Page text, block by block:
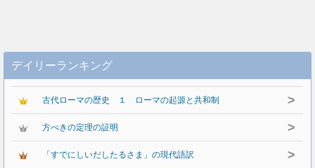
デイリーランキング
古代ローマの歴史 １ ローマの起源と共和制 >
方べきの定理の証明 >
「すでにしいだしたるさま」の現代語訳 >